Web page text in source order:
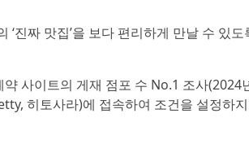
‘진짜 맛집’을 보다 편리하게 만날 수 있
사이트의 게재 점포 수 No.1 조사
히토사라)에 접속하여 조건을 설정하